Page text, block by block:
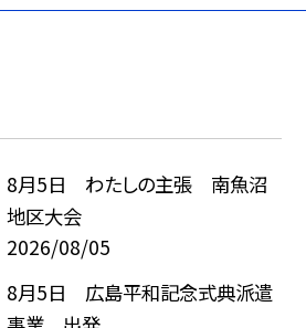
8月5日 わたしの主張 南魚沼
地区大会
2026/08/05
8月5日 広島平和記念式典派遣